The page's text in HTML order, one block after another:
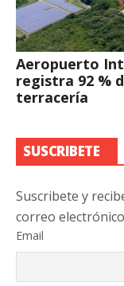
Aeropuerto
registra 92 %
terracería
SUSCRIBETE
Suscribete y
correo
Email